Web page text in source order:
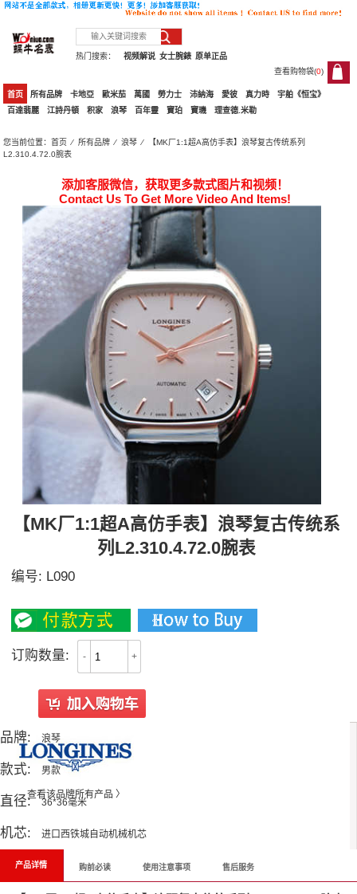
热门搜索： 原单正品
女士腕錶
视频解说
查看购物袋(0)
0
首页 所有品牌 卡地亞 歐米茄 萬國 勞力士 沛納海 愛彼 真力時
宇舶《恒宝》
百達翡麗
江詩丹頓 积家 浪琴 百年靈 寶珀 寶璣 理查德.米勒
您当前位置：首页 ⁄所有品牌 ⁄浪琴 ⁄ 【MK厂1:1超A高仿手表】浪琴复古传统系列
L2.310.4.72.0腕表
添加客服微信，获取更多款式图片和视频！
Contact Us To Get More Video And Items!
【MK厂1:1超A高仿手表】浪琴复古传统系
列L2.310.4.72.0腕表
编号: L090
订购数量: - +
查看该品牌所有产品 〉
品牌: 浪琴
款式: 男款
直径: 36*36毫米
机芯: 进口西铁城自动机械机芯
产品详情 购前必读 使用注意事项 售后服务